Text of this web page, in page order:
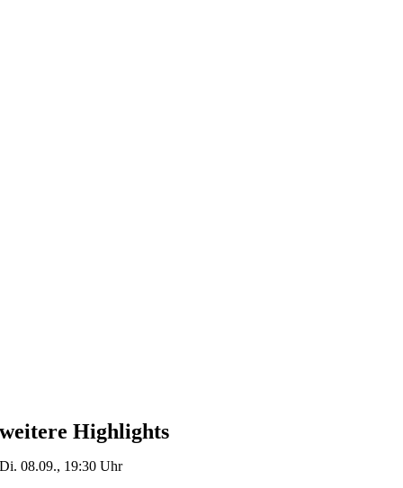
weitere Highlights
Di. 08.09., 19:30 Uhr